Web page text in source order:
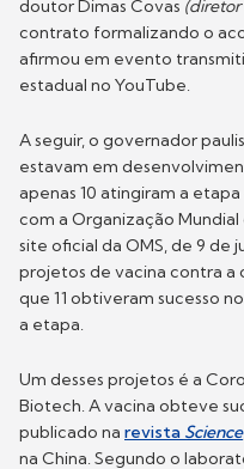
doutor Dimas Covas (diretor
contrato formalizando o
afirmou em evento
estadual no YouTube.
A seguir, o governador
estavam em
apenas 10 atingiram a
com a Organização Mundial
site oficial da OMS, de 9 de
projetos de vacina contra
que 11 obtiveram sucesso
a etapa.
Um desses projetos é a
Biotech. A vacina obteve
publicado na revista Science
na China. Segundo o